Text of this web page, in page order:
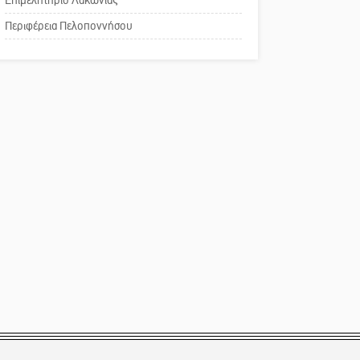
Το δικό σας σχόλιο:
Παράδειγμα κοινωνικής
Περιφέρεια Πελοποννήσου